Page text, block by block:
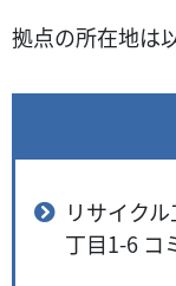
拠点の所在地は
リサイク
丁目1-6 コ